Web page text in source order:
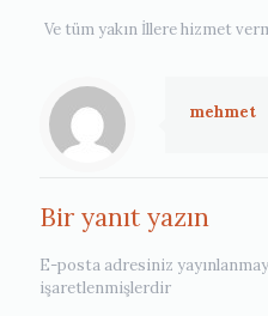
Ve tüm yakın İllere hizmet
mehmet
Bir yanıt yazın
E-posta adresiniz
işaretlenmişlerdir